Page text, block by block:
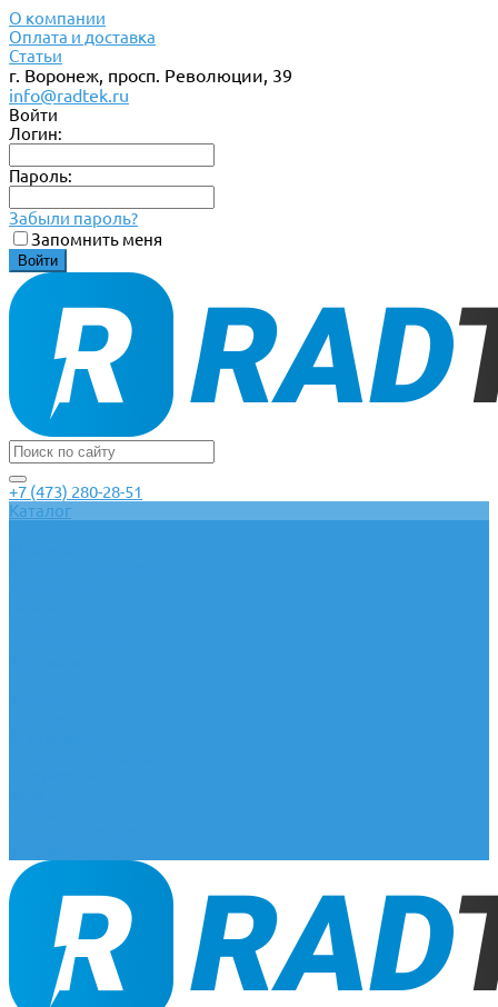
О компании
Оплата и доставка
Статьи
г. Воронеж, просп. Революции, 39
info@radtek.ru
Войти
Логин:
Пароль:
Забыли пароль?
Запомнить меня
+7 (473) 280-28-51
Каталог